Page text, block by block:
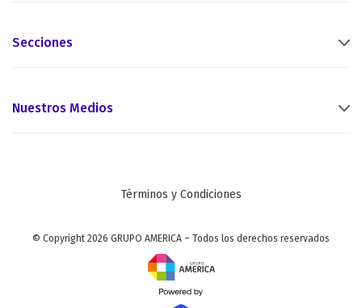
Secciones
Nuestros Medios
Términos y Condiciones
© Copyright 2026 GRUPO AMERICA – Todos los derechos reservados